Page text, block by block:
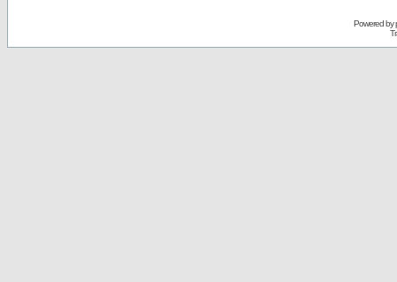
Powered by